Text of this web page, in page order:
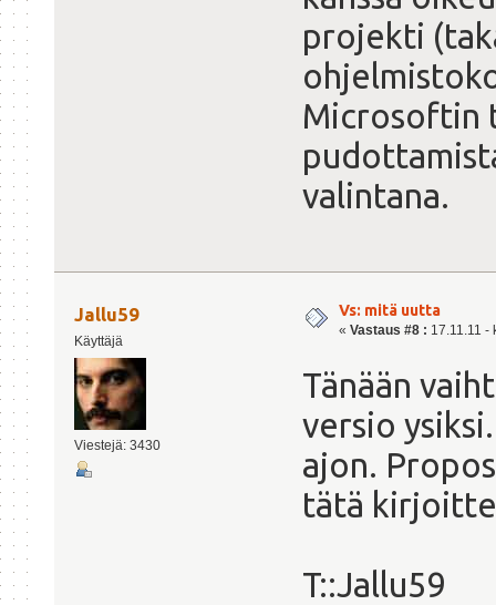
projekti
Microsoftin
valintana.
Jallu59
Käyttäjä
Viestejä: 3430
Vs: mitä uutta
« Vastaus #8 : 17.11.11 -
Tänään
versio
ajon.
tätä
T::Jallu59